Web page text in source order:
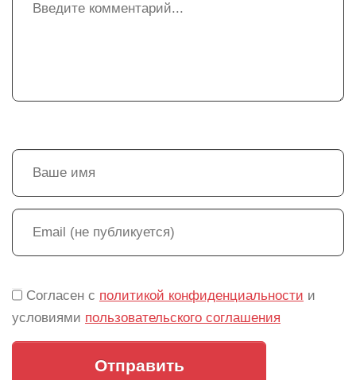
Согласен с политикой конфиденциальности и
условиями пользовательского соглашения
Отправить